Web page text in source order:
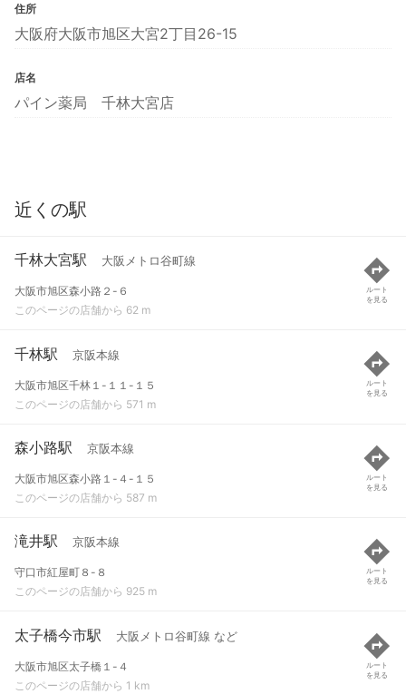
住所
大阪府大阪市旭区大宮2丁目26-15
店名
パイン薬局 千林大宮店
近くの駅
千林大宮駅 大阪メトロ谷町線
大阪市旭区森小路２-６
このページの店舗から 62 m
ルート
を見る
千林駅 京阪本線
大阪市旭区千林１-１１-１５
このページの店舗から 571 m
ルート
を見る
森小路駅 京阪本線
大阪市旭区森小路１-４-１５
このページの店舗から 587 m
ルート
を見る
滝井駅 京阪本線
守口市紅屋町８-８
このページの店舗から 925 m
ルート
を見る
太子橋今市駅 大阪メトロ谷町線 など
大阪市旭区太子橋１-４
このページの店舗から 1 km
ルート
を見る